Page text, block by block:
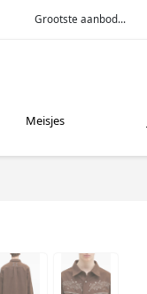
Grootste aanbod...
Meisjes